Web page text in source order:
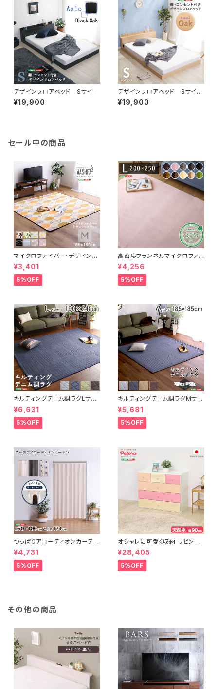
デザインフロアベッド Sサイ
ズ 【Azlo-アズロ-】 MOD-
S-BOK
¥19,900
デザインフロアベッド Sサイ
ズ 【Lani-ラニ-】 MOD-S-
OAK
¥19,900
セール中の商品
マイクロファイバー・デザインラ
グマットMサイズ（185×185cm）
洗えるラグマット 【WASHFA2】
FRG-D2-M
¥3,401
5%OFF
高密度フランネルマイクロファイ
バー・ラグマットLサイズ（200×2
50cm）洗えるラグマット｜ナル
トレア
¥4,256
5%OFF
キルティングデニム調ラグLサイ
ズ(190x240cm)オールシーズ
ン、滑り止め付き、手洗い対応【D
erid-デリッド-】 DRG-L
¥6,631
5%OFF
キルティングデニム調ラグMサイ
ズ(185x185cm)オールシーズ
ン、滑り止め付き、手洗い対応【D
erid-デリッド-】 DRG-M
¥5,681
5%OFF
つっぱりアコーディオンカーテ
ン 100×174cm SH-16-TA
DC
¥4,731
5%OFF
オシャレに可愛く収納 リビング
用ローチェスト 4段 幅90cm
天然木（桐）日本製｜petora-
ペトラ- SH-08-PTR90
¥28,405
5%OFF
その他の商品